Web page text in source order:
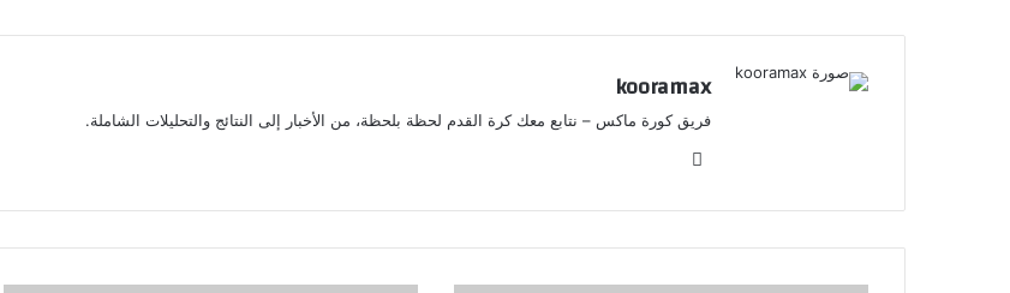
kooramax
فريق كورة ماكس – نتابع معك كرة القدم لحظة بلحظة، من الأخبار إلى النتائج والتحليلات الشاملة.
الوي
ب